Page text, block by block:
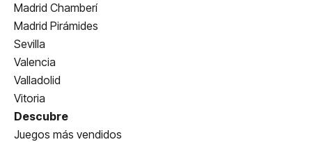
Madrid Chamberí
Madrid Pirámides
Sevilla
Valencia
Valladolid
Vitoria
Descubre
Juegos más vendidos